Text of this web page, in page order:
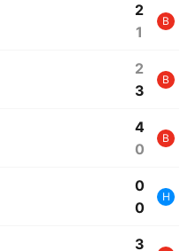
2
1
B
2
3
B
4
0
B
0
0
H
3